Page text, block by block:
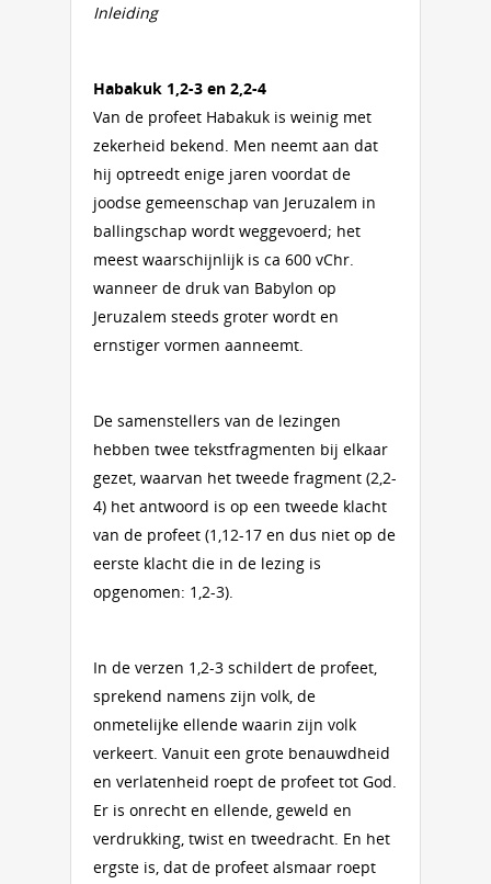
Inleiding
Habakuk 1,2-3 en 2,2-4
Van de profeet Habakuk is weinig met
zekerheid bekend. Men neemt aan dat
hij optreedt enige jaren voordat de
joodse gemeenschap van Jeruzalem in
ballingschap wordt weggevoerd; het
meest waarschijnlijk is ca 600 vChr.
wanneer de druk van Babylon op
Jeruzalem steeds groter wordt en
ernstiger vormen aanneemt.
De samenstellers van de lezingen
hebben twee tekstfragmenten bij elkaar
gezet, waarvan het tweede fragment (2,2-
4) het antwoord is op een tweede klacht
van de profeet (1,12-17 en dus niet op de
eerste klacht die in de lezing is
opgenomen: 1,2-3).
In de verzen 1,2-3 schildert de profeet,
sprekend namens zijn volk, de
onmetelijke ellende waarin zijn volk
verkeert. Vanuit een grote benauwdheid
en verlatenheid roept de profeet tot God.
Er is onrecht en ellende, geweld en
verdrukking, twist en tweedracht. En het
ergste is, dat de profeet alsmaar roept